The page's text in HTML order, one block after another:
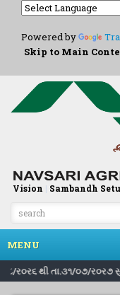
Powered by
Skip to Main
Vision | Sambandh
MENU
થી તા.૩૧/૦૭/ર૦ર૭